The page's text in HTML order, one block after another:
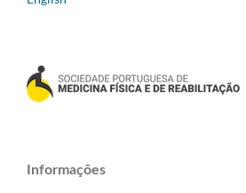
Informações